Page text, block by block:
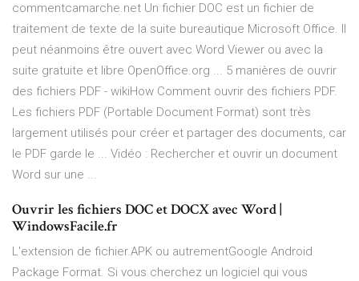
commentcamarche.net Un fichier DOC est un fichier de
traitement de texte de la suite bureautique Microsoft Office. Il
peut néanmoins être ouvert avec Word Viewer ou avec la
suite gratuite et libre OpenOffice.org ... 5 manières de ouvrir
des fichiers PDF - wikiHow Comment ouvrir des fichiers PDF.
Les fichiers PDF (Portable Document Format) sont très
largement utilisés pour créer et partager des documents, car
le PDF garde le ... Vidéo : Rechercher et ouvrir un document
Word sur une ...
Ouvrir les fichiers DOC et DOCX avec Word |
WindowsFacile.fr
L'extension de fichier.APK ou autrementGoogle Android
Package Format. Si vous cherchez un logiciel qui vous